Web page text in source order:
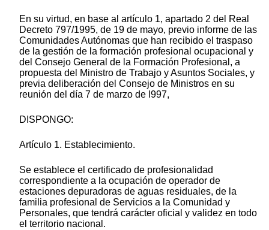
En su virtud, en base al artículo 1, apartado 2 del Real
Decreto 797/1995, de 19 de mayo, previo informe de las
Comunidades Autónomas que han recibido el traspaso
de la gestión de la formación profesional ocupacional y
del Consejo General de la Formación Profesional, a
propuesta del Ministro de Trabajo y Asuntos Sociales, y
previa deliberación del Consejo de Ministros en su
reunión del día 7 de marzo de l997,
DISPONGO:
Artículo 1. Establecimiento.
Se establece el certificado de profesionalidad
correspondiente a la ocupación de operador de
estaciones depuradoras de aguas residuales, de la
familia profesional de Servicios a la Comunidad y
Personales, que tendrá carácter oficial y validez en todo
el territorio nacional.